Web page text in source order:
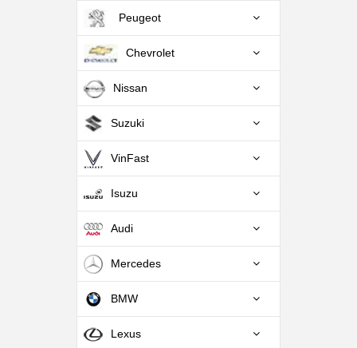
Peugeot
Chevrolet
Nissan
Suzuki
VinFast
Isuzu
Audi
Mercedes
BMW
Lexus